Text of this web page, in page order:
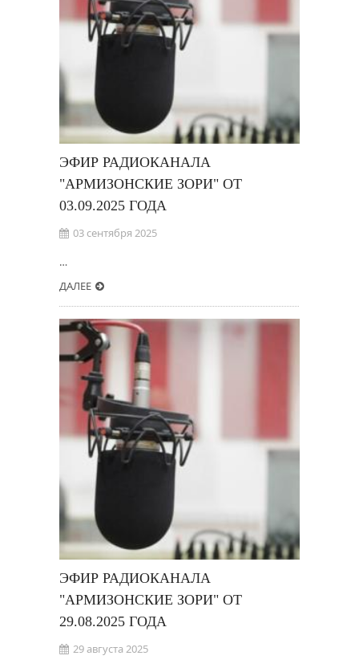
ЭФИР РАДИОКАНАЛА
"АРМИЗОНСКИЕ ЗОРИ" ОТ
03.09.2025 ГОДА
03 сентября 2025
…
ДАЛЕЕ
ЭФИР РАДИОКАНАЛА
"АРМИЗОНСКИЕ ЗОРИ" ОТ
29.08.2025 ГОДА
29 августа 2025